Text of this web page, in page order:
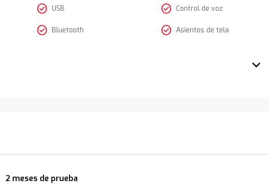
check_circle USB
check_circle Bluetooth
check_circle Control de voz
check_circle Asientos de tela
2 meses de prueba